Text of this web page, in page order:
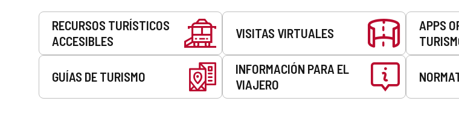
Servicios
RECURSOS TURÍSTICOS
ACCESIBLES
VISITAS VIRTUALES
APPS
GUÍAS DE TURISMO
INFORMACIÓN PARA EL
VIAJERO